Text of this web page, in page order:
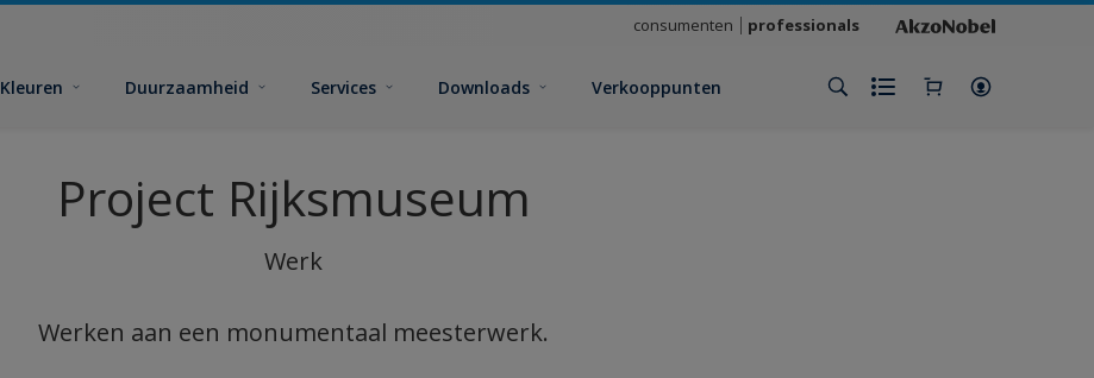
consumenten professionals
Kleuren Duurzaamheid Services Downloads Verkooppunten
Project Rijksmuseum
Werk
Werken aan een monumentaal meesterwerk.